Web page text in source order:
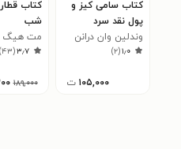
کتاب سامی کیز و
پول نقد سرد
وندلین وان درانن
۱٫۰(۲)
۱۰۵,۰۰۰ ت
کتاب
شب
مت هیگ
۳٫۷(۴۳)
۱۸۹,۰۰۰